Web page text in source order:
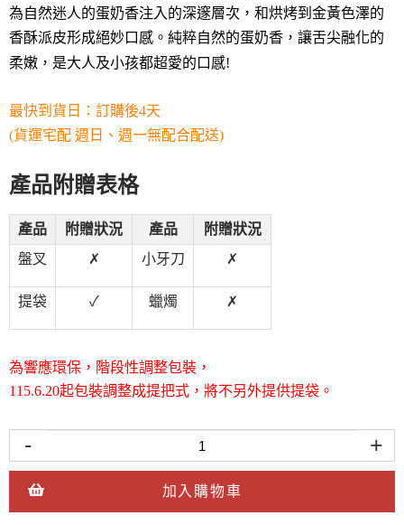
為自然迷人的蛋奶香注入的深邃層次，和烘烤到金黃色澤的
香酥派皮形成絕妙口感。純粹自然的蛋奶香，讓舌尖融化的
柔嫩，是大人及小孩都超愛的口感!
最快到貨日： 訂購後4天
(貨運宅配 週日、週一無配合配送)
產品附贈表格
產品 附贈狀況 產品
附贈狀況
盤叉
✗ 小牙刀 ✗
提袋 ✓ 蠟燭 ✗
為響應環保，階段性調整包裝，
115.6.20起包裝調整成提把式，將不另外提供提袋。
- +
加入購物車